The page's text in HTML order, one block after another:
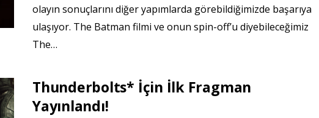
olayın sonuçlarını diğer yapımlarda görebildiğimizde başarıya
ulaşıyor. The Batman filmi ve onun spin-off’u diyebileceğimiz
The…
Thunderbolts* İçin İlk Fragman
Yayınlandı!